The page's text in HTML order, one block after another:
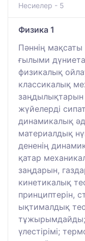
Несиелер - 5
Физика 1
Пәннің мақсаты
ғылыми
физикалық
классикалық
заңдылықтарын
жүйелерді
динамикалық
материалдық
дененің
қатар
заңдарын,
кинетикалық
принциптерін,
ықтималдық
үлестірімі;